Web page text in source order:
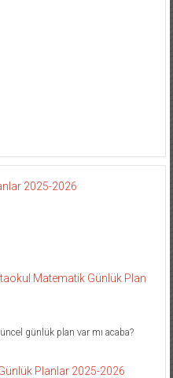
2025-2026
Matematik Günlük Plan
günlük plan var mı acaba?
Günlük Planlar 2025-2026